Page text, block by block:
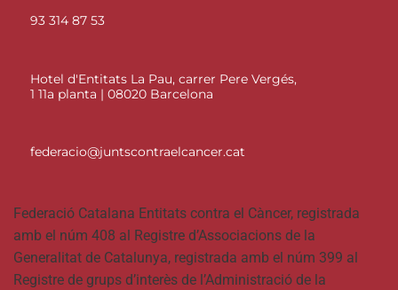
93 314 87 53
Hotel d'Entitats La Pau, carrer Pere Vergés,
1 11a planta | 08020 Barcelona
federacio@juntscontraelcancer.cat
Federació Catalana Entitats contra el Càncer, registrada
amb el núm 408 al Registre d’Associacions de la
Generalitat de Catalunya, registrada amb el núm 399 al
Registre de grups d’interès de l’Administració de la